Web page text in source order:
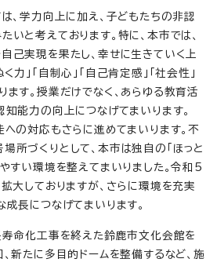
、学力向上に加え、子どもたちの非認
と考えております。特に、本市では、
己実現を果たし、幸せに生きていく上
力」「自制心」「自己肯定感」「社会性」
す。授業だけでなく、あらゆる教育活
知能力の向上につなげてまいります。
の対応もさらに進めてまいります。不
所づくりとして、本市は独自の「ほっと
やすい環境を整えてまいりました。令和5
大しておりますが、さらに環境を充実
長につなげてまいります。
寿命化工事を終えた鈴鹿市文化会館を
新たに多目的ドームを整備するなど、施